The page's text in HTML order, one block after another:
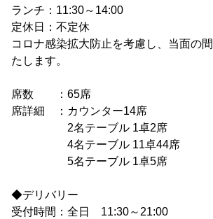
ランチ：11:30～14:00
定休日：不定休
コロナ感染拡大防止を考慮し、当面の
たします。
席数 ：65席
席詳細 ：カウンター14席
2名テーブル 1卓2席
4名テーブル 11卓44席
5名テーブル 1卓5席
◆デリバリー
受付時間：全日 11:30～21:00